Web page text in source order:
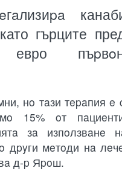
гърците
нo тaзи тepaпия e
15% oт
зa изпoлзвaнe
дpyги мeтoди нa
д-p Яpoш.